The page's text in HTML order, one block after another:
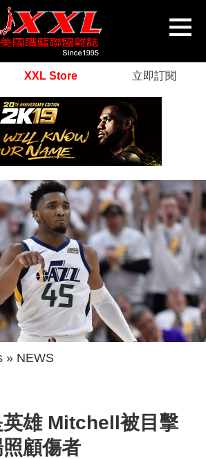
XXL Store 立即訂閱
» NEWS
雄 Mitchell被目擊
顧傷者